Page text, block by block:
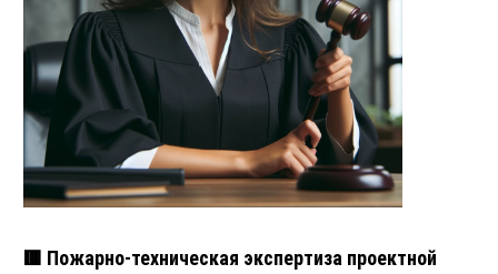
🟥 Пожарно-техническая экспертиза проектной